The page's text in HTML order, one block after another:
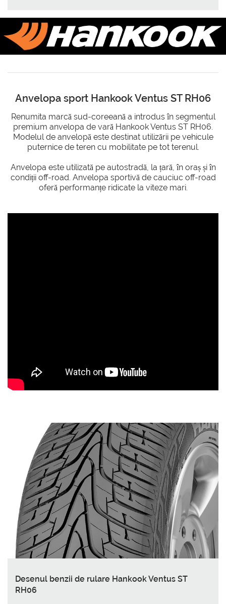
Anvelopa sport Hankook Ventus ST RH06
Renumita marcă sud-coreeană a introdus în segmentul
premium anvelopa de vară Hankook Ventus ST RH06.
Modelul de anvelopă este destinat utilizării pe vehicule
puternice de teren cu mobilitate pe tot terenul.
Anvelopa este utilizată pe autostradă, la țară, în oraș și în
condiții off-road. Anvelopa sportivă de cauciuc off-road
oferă performanțe ridicate la viteze mari.
Desenul benzii de rulare Hankook Ventus ST
RH06